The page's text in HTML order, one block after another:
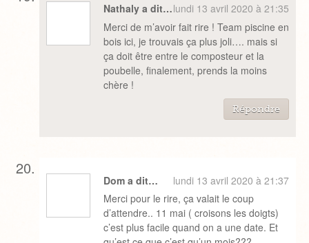
Nathaly a dit…lundi 13 avril 2020 à 21:35
Merci de m’avoir fait rire ! Team piscine en
bois ici, je trouvais ça plus joli…. mais si
ça doit être entre le composteur et la
poubelle, finalement, prends la moins
chère !
Répondre
Dom a dit…
lundi 13 avril 2020 à 21:37
Merci pour le rire, ça valait le coup
d’attendre.. 11 mai ( croisons les doigts)
c’est plus facile quand on a une date. Et